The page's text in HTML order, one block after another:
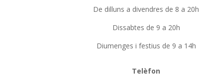
De dilluns a divendres de 8 a 20h
Dissabtes de 9 a 20h
Diumenges i festius de 9 a 14h
Telèfon